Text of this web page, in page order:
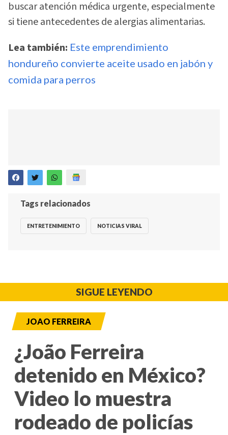
buscar atención médica urgente, especialmente
si tiene antecedentes de alergias alimentarias.
Lea también: Este emprendimiento
hondureño convierte aceite usado en jabón y
comida para perros
Tags relacionados
ENTRETENIMIENTO NOTICIAS VIRAL
SIGUE LEYENDO
JOAO FERREIRA
¿João Ferreira
detenido en México?
Video lo muestra
rodeado de policías